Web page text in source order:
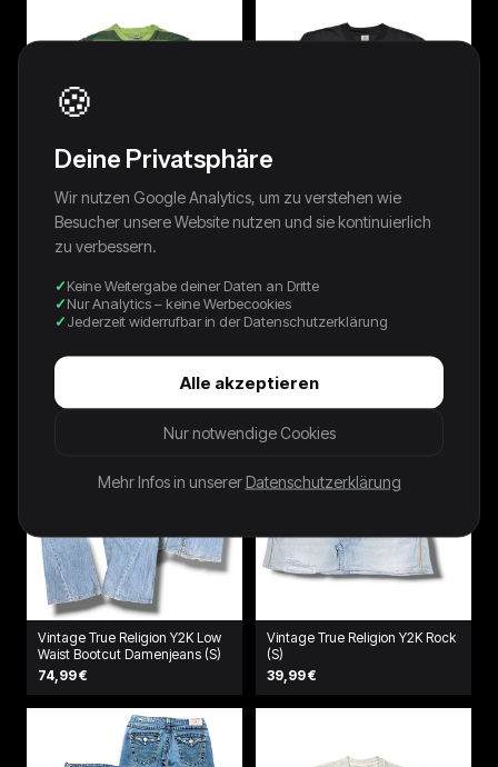
Photoprint Gestreift Grün
39,00 €
Photoprint Schwarz
49,00 €
Vintage True Religion Y2K Low
Waist Bootcut Damenjeans (S)
74,99 €
Vintage True Religion Y2K Rock
(S)
39,99 €
🍪
Deine Privatsphäre
Wir nutzen Google Analytics, um zu verstehen wie
Besucher unsere Website nutzen und sie kontinuierlich
zu verbessern.
Keine Weitergabe deiner Daten an Dritte
Nur Analytics – keine Werbecookies
Jederzeit widerrufbar in der Datenschutzerklärung
Alle akzeptieren
Nur notwendige Cookies
Mehr Infos in unserer Datenschutzerklärung